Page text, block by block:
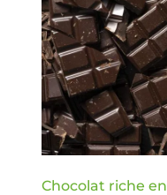
Chocolat riche